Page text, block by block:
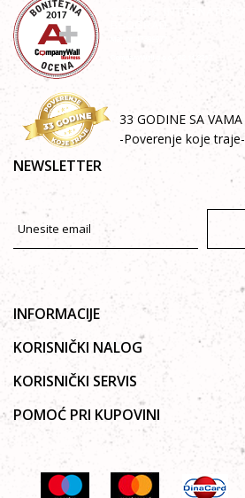
33 GODINE SA VAMA
-Poverenje koje traje-
NEWSLETTER
INFORMACIJE
O nama
Galerija
Saradnja
KORISNIČKI NALOG
Uputsvo za registraciju
Zaboravljena lozinka
Moja korpa
KORISNIČKI SERVIS
Politika privatnosti
Autorska prava
Uslovi korišćenja
Uslovi isporuke
POMOĆ PRI KUPOVINI
Kako kupiti Online
Poručivanje telefonom ili e-mailom
Najčešća pitanja